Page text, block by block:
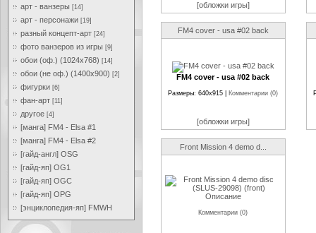
арт - ванзеры [14]
арт - персонажи [19]
разный концепт-арт [24]
фото ванзеров из игры [9]
обои (оф.) (1024x768) [14]
обои (не оф.) (1400x900) [2]
фигурки [6]
фан-арт [11]
другое [4]
[манга] FM4 - Elsa #1
[манга] FM4 - Elsa #2
[гайд-англ] OSG
[гайд-яп] OG1
[гайд-яп] OGC
[гайд-яп] OPG
[энциклопедия-яп] FMWH
[обложки игры]
FM4 cover - usa #02 back
FM4 cover - usa #02 back
Размеры: 640x915 | Комментарии (0)
[обложки игры]
Front Mission 4 demo d...
Описание
Комментарии (0)